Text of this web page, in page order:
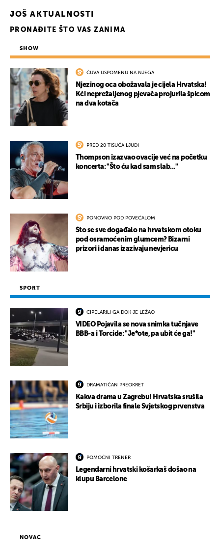
JOŠ AKTUALNOSTI
PRONAĐITE ŠTO VAS ZANIMA
SHOW
ČUVA USPOMENU NA NJEGA
Njezinog oca obožavala je cijela Hrvatska!
Kći neprežaljenog pjevača projurila špicom
na dva kotača
PRED 20 TISUĆA LJUDI
Thompson izazvao ovacije već na početku
koncerta: "Što ću kad sam slab..."
PONOVNO POD POVEĆALOM
Što se sve događalo na hrvatskom otoku
pod osramoćenim glumcem? Bizarni
prizori i danas izazivaju nevjericu
SPORT
CIPELARILI GA DOK JE LEŽAO
VIDEO Pojavila se nova snimka tučnjave
BBB-a i Torcide: "Je*ote, pa ubit će ga!"
DRAMATIČAN PREOKRET
Kakva drama u Zagrebu! Hrvatska srušila
Srbiju i izborila finale Svjetskog prvenstva
POMOĆNI TRENER
Legendarni hrvatski košarkaš došao na
klupu Barcelone
NOVAC